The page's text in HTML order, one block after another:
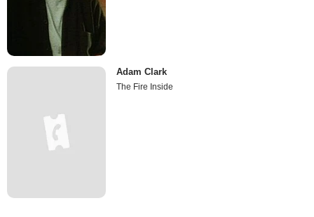
Adam Clark
The Fire Inside